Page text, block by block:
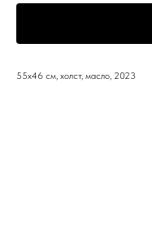
55х46 см, холст, масло, 2023